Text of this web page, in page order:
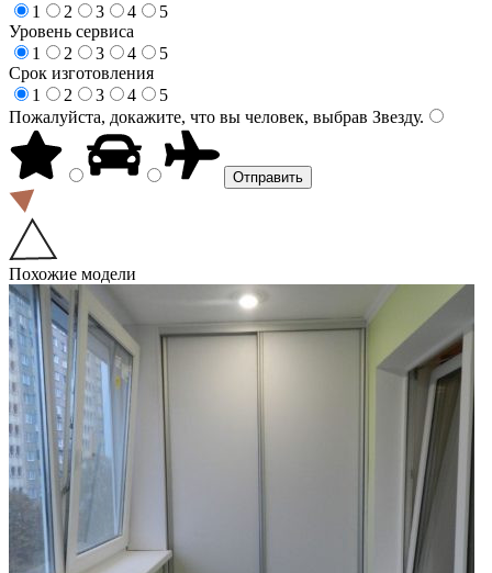
1
2 3 4
5
Уровень сервиса
1
2 3 4
5
Срок изготовления
1
2 3 4
5
Пожалуйста, докажите, что вы человек, выбрав Звезду.
Похожие модели